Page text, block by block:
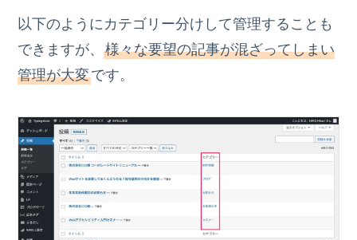
以下のようにカテゴリー分けして管理することも
できますが、様々な要望の記事が混ざってしまい
管理が大変です。